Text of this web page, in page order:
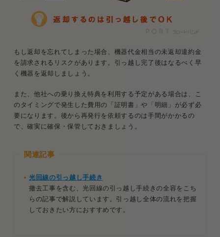
もし返却を忘れてしまった場合、機器代金相当の未返却違約金
を請求されるリスクがあります。引っ越し完了後はなるべく早
く機器を返却しましょう。
また、他社への乗り換え特典を利用する予定がある場合は、こ
のタイミングで発生した費用の「証明書」や「明細」が必ず必
要になります。後から再発行を依頼するのは手間がかかるの
で、確実に確保・保管しておきましょう。
関連記事
光回線の引っ越し手続き
撤去工事を含む、光回線の引っ越し手続きの全容をこち
らの記事で解説しています。引っ越し全体の流れを把握
しておきたい方におすすめです。